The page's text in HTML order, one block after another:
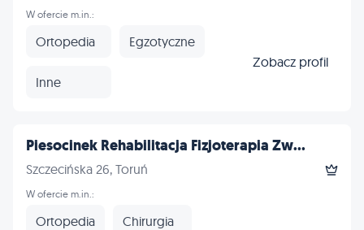
W ofercie m.in.:
Ortopedia Egzotyczne
Inne
Zobacz profil
Piesocinek Rehabilitacja Fizjoterapia Zw...
Szczecińska 26, Toruń
W ofercie m.in.:
Ortopedia Chirurgia